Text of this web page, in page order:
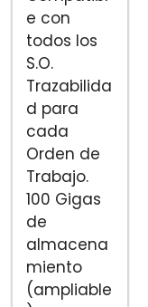
e con
todos los
S.O.
Trazabilida
d para
cada
Orden de
Trabajo.
100 Gigas
de
almacena
miento
(ampliable